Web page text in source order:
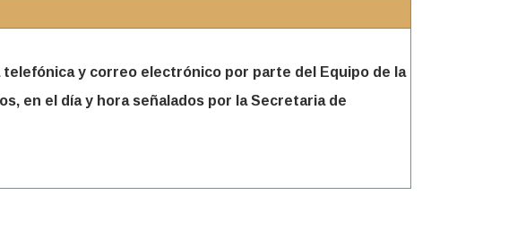
y correo electrónico por parte del Equipo de la
en el día y hora señalados por la Secretaria de